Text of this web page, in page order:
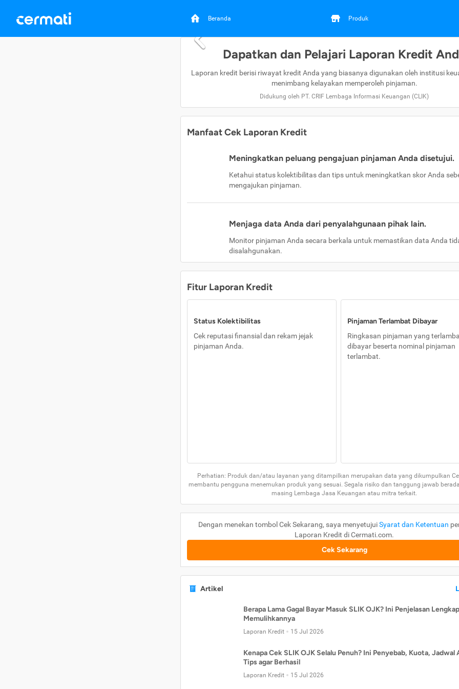
Beranda Produk
Dapatkan dan Pelajari Laporan Kredit
Laporan kredit berisi riwayat kredit Anda yang biasanya digunakan oleh institusi
menimbang kelayakan memperoleh pinjaman.
Didukung oleh PT. CRIF Lembaga Informasi Keuangan (CLIK)
Manfaat Cek Laporan Kredit
Meningkatkan peluang pengajuan pinjaman Anda disetujui.
Ketahui status kolektibilitas dan tips untuk meningkatkan skor Anda
mengajukan pinjaman.
Menjaga data Anda dari penyalahgunaan pihak lain.
Monitor pinjaman Anda secara berkala untuk memastikan data Anda
disalahgunakan.
Fitur Laporan Kredit
Status Kolektibilitas
Cek reputasi finansial dan rekam jejak
pinjaman Anda.
Pinjaman Terlambat Dibayar
Ringkasan pinjaman yang
dibayar beserta nominal pinjaman
terlambat.
Perhatian: Produk dan/atau layanan yang ditampilkan merupakan data yang dikumpulkan
membantu pengguna menemukan produk yang sesuai. Segala risiko dan tanggung jawab
masing Lembaga Jasa Keuangan atau mitra terkait.
Dengan menekan tombol Cek Sekarang, saya menyetujuiSyarat dan Ketentuan
Laporan Kredit di Cermati.com.
Cek Sekarang
Artikel
Berapa Lama Gagal Bayar Masuk SLIK OJK? Ini Penjelasan
Memulihkannya
Laporan Kredit 15 Jul 2026
Kenapa Cek SLIK OJK Selalu Penuh? Ini Penyebab, Kuota, Jadwal
Tips agar Berhasil
Laporan Kredit 15 Jul 2026